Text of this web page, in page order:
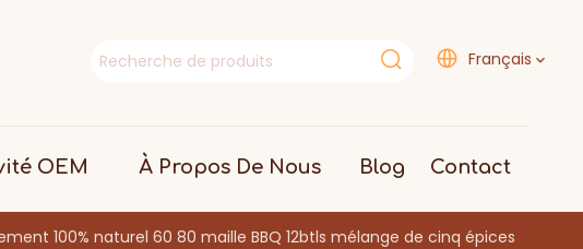
Français
OEM À Propos De Nous Blog Contact
100% naturel 60 80 maille BBQ 12btls mélange de cinq épices